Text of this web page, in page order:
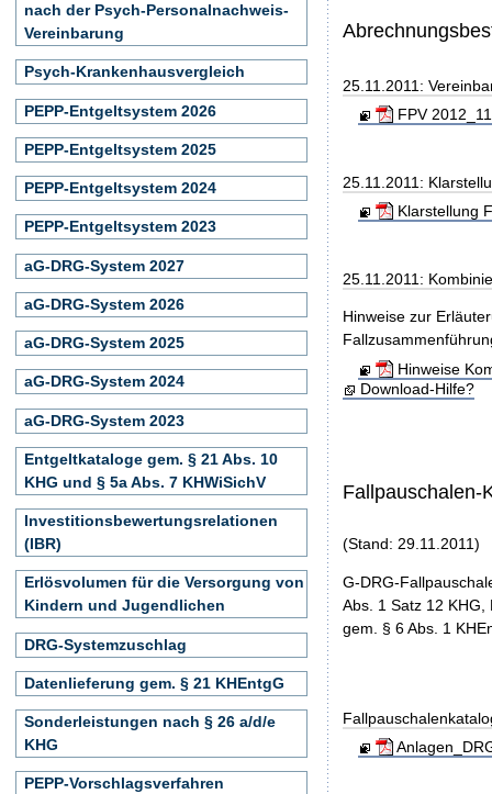
25.11.2011:
FPV
25.11.2011:
Klarstellung
25.11.2011:
Hinweise zur
Hinweise
Download-Hilfe?
Fallpauschalen-
(Stand: 29.11.2011)
G-DRG-
Abs. 1 Satz 12
gem. § 6 Abs. 1
nach der Psych-Personalnachweis-
Vereinbarung
Psych-Krankenhausvergleich
PEPP-Entgeltsystem 2026
PEPP-Entgeltsystem 2025
PEPP-Entgeltsystem 2024
PEPP-Entgeltsystem 2023
aG-DRG-System 2027
aG-DRG-System 2026
aG-DRG-System 2025
aG-DRG-System 2024
aG-DRG-System 2023
Entgeltkataloge gem. § 21 Abs. 10
KHG und § 5a Abs. 7 KHWiSichV
Investitionsbewertungsrelationen
(IBR)
Erlösvolumen für die Versorgung von
Kindern und Jugendlichen
DRG-Systemzuschlag
Datenlieferung gem. § 21 KHEntgG
Sonderleistungen nach § 26 a/d/e
KHG
PEPP-Vorschlagsverfahren